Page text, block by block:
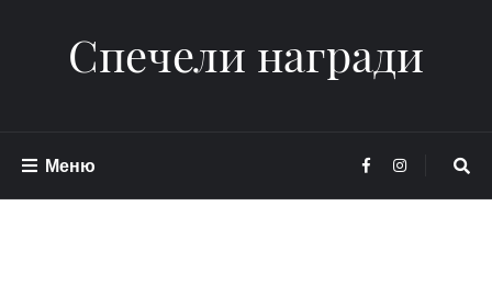
Спечели награди
Меню